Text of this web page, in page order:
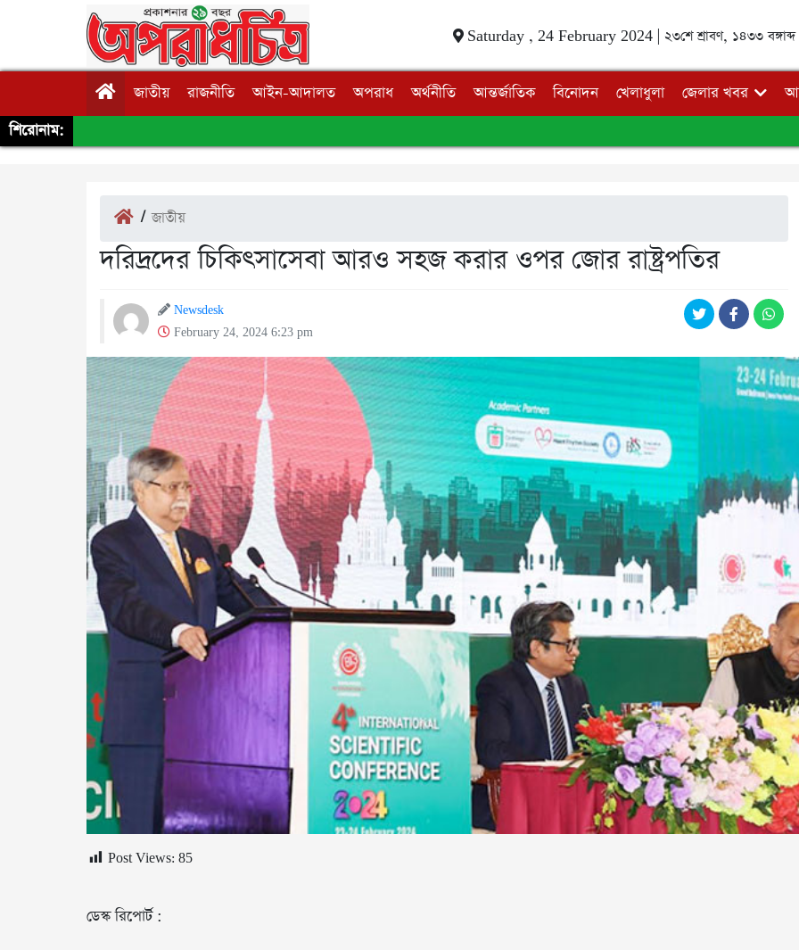
Saturday , 24 February 2024 | ২৩শে শ্রাবণ, ১৪৩৩ বঙ্গাব্দ
জাতীয় রাজনীতি আইন-আদালত অপরাধ অর্থনীতি আন্তর্জাতিক বিনোদন খেলাধুলা জেলার খবর
শিরোনাম:
/জাতীয়
দরিদ্রদের চিকিৎসাসেবা আরও সহজ করার ওপর জোর রাষ্ট্রপতির
Newsdesk
February 24, 2024 6:23 pm
Post Views: 85
ডেস্ক রিপোর্ট :